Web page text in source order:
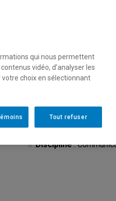
de
Horaire - Automne
Discipline:
qui nous permettent
vidéo, d’analyser les
choix en sélectionnant
Tout refuser